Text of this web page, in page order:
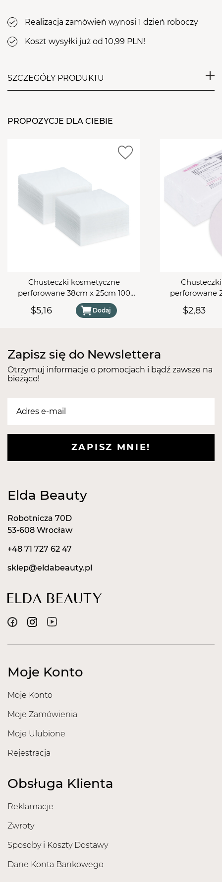
Realizacja zamówień wynosi 1 dzień roboczy
Koszt wysyłki już od 10,99 PLN!
SZCZEGÓŁY PRODUKTU
kosmetycznych zarówno podczas pielęgnacji
Stworzone z wysokiej jakości włókniny. Pomocne
podczas wykonywania demakijażu, zmywania z
twarzy rożnego rodzaju preparatów kosmetycznych,
a także przemywania skóry.
PROPOZYCJE DLA CIEBIE
Chusteczki kosmetyczne
perforowane 38cm x 25cm 100
sztuk
$5,16 Dodaj
perforowane
$2,83
Zapisz się do Newslettera
Otrzymuj informacje o promocjach i bądź zawsze na
bieżąco!
ZAPISZ MNIE!
Moje Konto
Moje Konto
Moje Zamówienia
Moje Ulubione
Rejestracja
Obsługa Klienta
Reklamacje
Zwroty
Sposoby i Koszty Dostawy
Dane Konta Bankowego
Elda Beauty
Robotnicza 70D
53-608 Wrocław
+48 71 727 62 47
sklep@eldabeauty.pl